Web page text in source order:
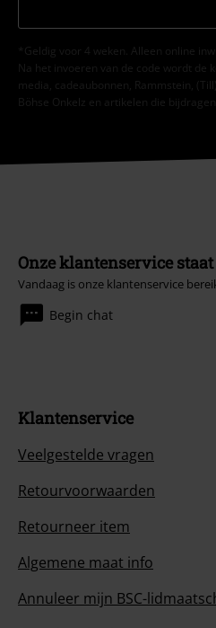
*Geldig voor 4 weken. Alleen online
Na het invoeren van de code wordt
media, cadeaubonnen, Rammstein,
Böhse Onkelz en artikelen die
Onze klantenservice staat
Vandaag is onze klantenservice
Begin chat
Klantenservice
Veelgestelde vragen
Retourvoorwaarden
Retourneer item
Algemene maat info
Annuleer mijn BSC-